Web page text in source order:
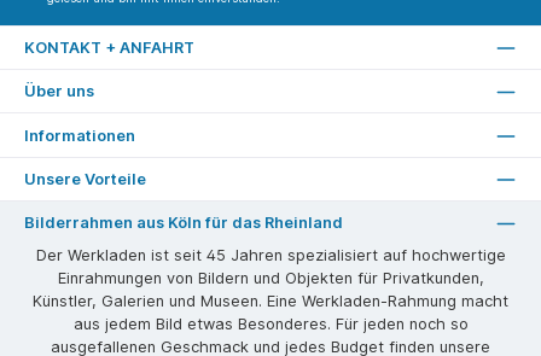
KONTAKT + ANFAHRT
Über uns
Informationen
Unsere Vorteile
Bilderrahmen aus Köln für das Rheinland
Der Werkladen ist seit 45 Jahren spezialisiert auf hochwertige
Einrahmungen von Bildern und Objekten für Privatkunden,
Künstler, Galerien und Museen. Eine Werkladen-Rahmung macht
aus jedem Bild etwas Besonderes. Für jeden noch so
ausgefallenen Geschmack und jedes Budget finden unsere